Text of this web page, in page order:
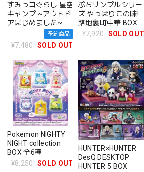
すみっコぐらし 星空
キャンプ ~アウトド
アはじめました~
予約商品
¥7,480 SOLD OUT
ぷちサンプルシリー
ズ やっぱりこの味!
路地裏町中華 BOX
¥7,920
SOLD OUT
Pokemon NIGHTY
NIGHT collection
BOX 全6種
¥8,250
SOLD OUT
HUNTER×HUNTER
DesQ DESKTOP
HUNTER 5 BOX